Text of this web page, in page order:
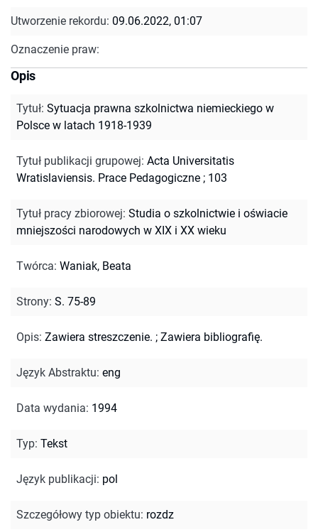
Utworzenie rekordu: 09.06.2022, 01:07
Oznaczenie praw:
Opis
Tytuł: Sytuacja prawna szkolnictwa niemieckiego w
Polsce w latach 1918-1939
Tytuł publikacji grupowej: Acta Universitatis
Wratislaviensis. Prace Pedagogiczne ; 103
Tytuł pracy zbiorowej: Studia o szkolnictwie i oświacie
mniejszości narodowych w XIX i XX wieku
Twórca: Waniak, Beata
Strony: S. 75-89
Opis: Zawiera streszczenie. ; Zawiera bibliografię.
Język Abstraktu: eng
Data wydania: 1994
Typ: Tekst
Język publikacji: pol
Szczegółowy typ obiektu: rozdz